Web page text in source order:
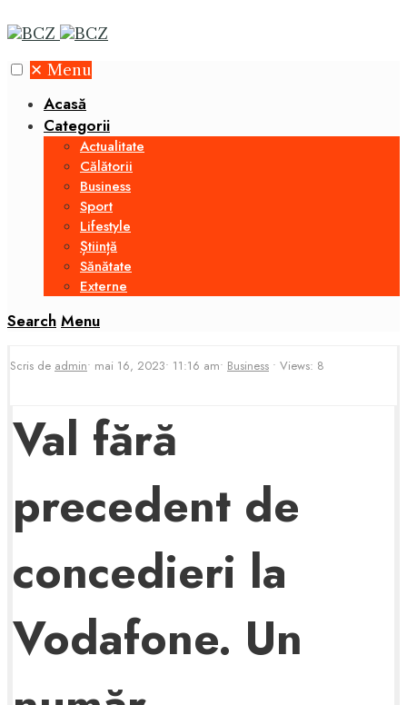
✕ Menu
Acasă
Categorii
Actualitate
Călătorii
Business
Sport
Lifestyle
Știință
Sănătate
Externe
Search Menu
Scris de admin• mai 16, 2023• 11:16 am• Business • Views: 8
Val fără
precedent de
concedieri la
Vodafone. Un